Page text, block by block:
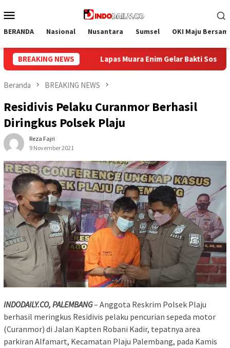
ke
Mobile
BERANDA Nasional Nusantara Sumsel OKI Maju
BREAKING NEWS
Sosial Donor Darah dalam Rangka Memperingati HUT ke-81
Beranda BREAKING NEWS
Residivis Pelaku Curanmor Berhasil
Diringkus Polsek Plaju
Reza Fajri
9 November 2021
INDODAILY.CO, PALEMBANG– Anggota Reskrim Polsek Plaju
berhasil meringkus Residivis pelaku pencurian sepeda motor
(Curanmor) di Jalan Kapten Robani Kadir, tepatnya area
parkiran Alfamart, Kecamatan Plaju Palembang, pada Kamis